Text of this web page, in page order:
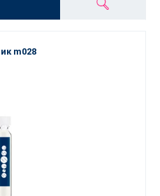
m028